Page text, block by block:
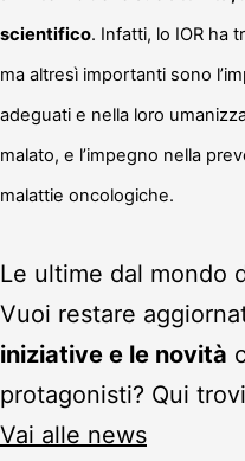
scientifico. Infatti, lo IOR ha
ma altresì importanti sono
adeguati e nella loro
malato, e l’impegno nella
malattie oncologiche.
Le ultime dal mondo
Vuoi restare
iniziative e le novità
protagonisti? Qui
Vai alle news